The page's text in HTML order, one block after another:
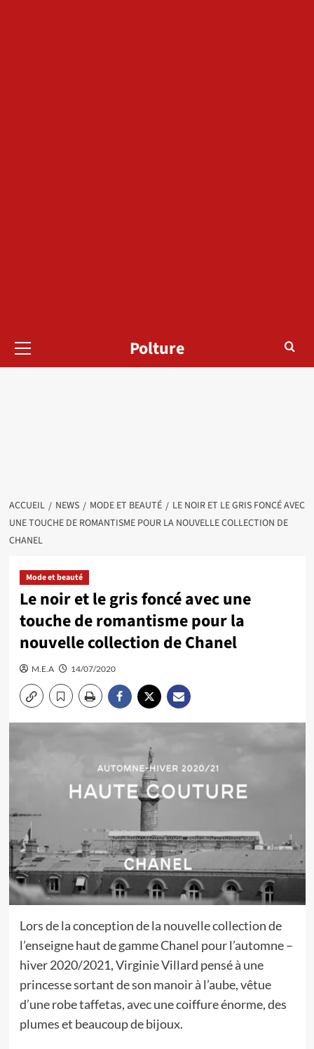
principal
Polture
ACCUEIL NEWS MODE ET BEAUTÉ
LE NOIR ET LE GRIS FONCÉ AVEC
UNE TOUCHE DE ROMANTISME POUR LA NOUVELLE COLLECTION DE
CHANEL
Mode et beauté
Le noir et le gris foncé avec une
touche de romantisme pour la
nouvelle collection de Chanel
M.E.A 14/07/2020
Lors de la conception de la nouvelle collection de
l’enseigne haut de gamme Chanel pour l’automne –
hiver 2020/2021, Virginie Villard pensé à une
princesse sortant de son manoir à l’aube, vêtue
d’une robe taffetas, avec une coiffure énorme, des
plumes et beaucoup de bijoux.